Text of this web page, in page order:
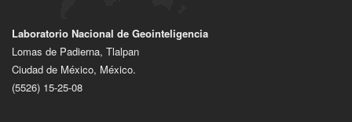
Laboratorio Nacional de Geointeligencia
Lomas de Padierna, Tlalpan
Ciudad de México, México.
(5526) 15-25-08